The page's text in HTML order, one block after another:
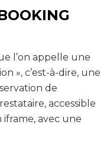
l’on appelle une
», c’est-à-dire, une
de
accessible
avec une